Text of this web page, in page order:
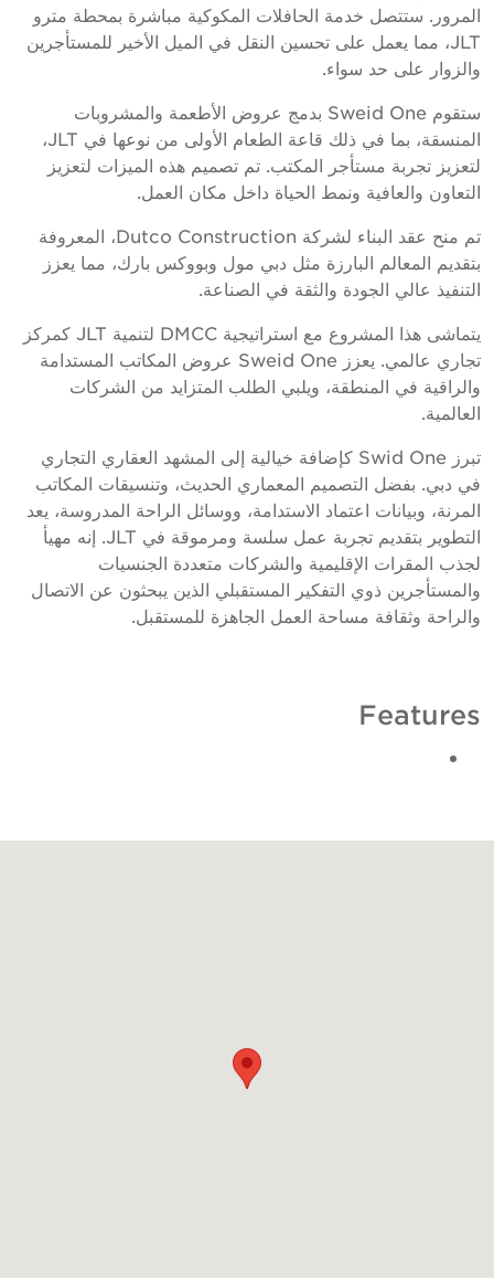
المرور. ستتصل خدمة الحافلات المكوكية مباشرة بمحطة مترو
JLT، مما يعمل على تحسين النقل في الميل الأخير للمستأجرين
والزوار على حد سواء.
ستقوم Sweid One بدمج عروض الأطعمة والمشروبات
المنسقة، بما في ذلك قاعة الطعام الأولى من نوعها في JLT،
لتعزيز تجربة مستأجر المكتب. تم تصميم هذه الميزات لتعزيز
التعاون والعافية ونمط الحياة داخل مكان العمل.
تم منح عقد البناء لشركة Dutco Construction، المعروفة
بتقديم المعالم البارزة مثل دبي مول وبووكس بارك، مما يعزز
التنفيذ عالي الجودة والثقة في الصناعة.
يتماشى هذا المشروع مع استراتيجية DMCC لتنمية JLT كمركز
تجاري عالمي. يعزز Sweid One عروض المكاتب المستدامة
والراقية في المنطقة، ويلبي الطلب المتزايد من الشركات
العالمية.
تبرز Swid One كإضافة خيالية إلى المشهد العقاري التجاري
في دبي. بفضل التصميم المعماري الحديث، وتنسيقات المكاتب
المرنة، وبيانات اعتماد الاستدامة، ووسائل الراحة المدروسة، يعد
التطوير بتقديم تجربة عمل سلسة ومرموقة في JLT. إنه مهيأ
لجذب المقرات الإقليمية والشركات متعددة الجنسيات
والمستأجرين ذوي التفكير المستقبلي الذين يبحثون عن الاتصال
والراحة وثقافة مساحة العمل الجاهزة للمستقبل.
Features